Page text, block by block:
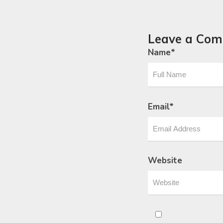
Leave a
Name*
Email*
Website